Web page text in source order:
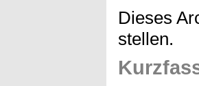
Dieses
stellen.